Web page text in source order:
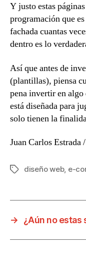
Y justo estas
programación que
fachada cuantas
dentro es lo
Así que antes de
(plantillas), piensa
pena invertir en
está diseñada para
solo tienen la
Juan Carlos Estrada
Tagsdiseño web, e-
→ ¿Aún no estas